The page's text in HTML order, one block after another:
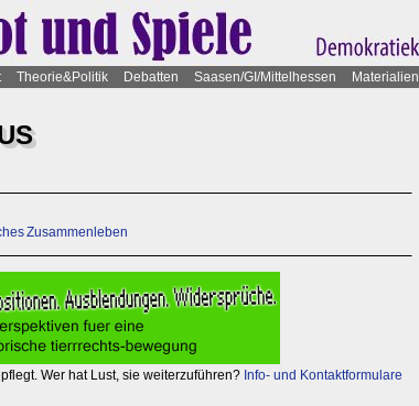
Theorie&Politik Debatten Saasen/GI/Mittelhessen Materialien
Zusammenleben
Wer hat Lust, sie weiterzuführen? Info- und Kontaktformulare